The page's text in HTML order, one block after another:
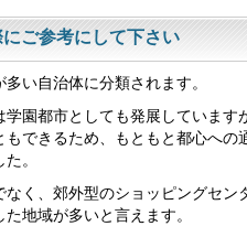
ご参考にして下さい
い自治体に分類されます。
園都市としても発展しています
できるため、もともと都心への
。
く、郊外型のショッピングセン
地域が多いと言えます。